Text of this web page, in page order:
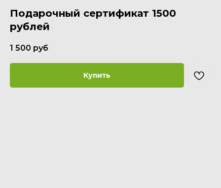
Подарочный сертификат 1500
рублей
1 500 руб
Купить